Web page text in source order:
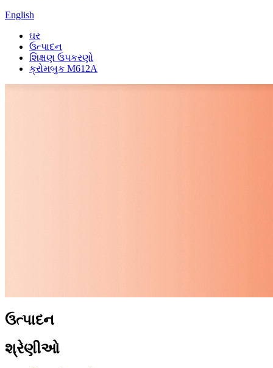
English
ઘર
ઉત્પાદન
શિક્ષણ ઉપકરણો
ક્રોમબુક M612A
ઉત્પાદન
શ્રેણીઓ